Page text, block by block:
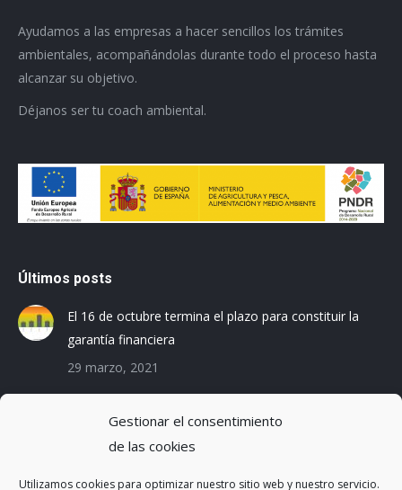
Gestionar el consentimiento
de las cookies
Utilizamos cookies para optimizar nuestro sitio web y nuestro servicio.
Ayudamos a las empresas a hacer sencillos los trámites
ambientales, acompañándolas durante todo el proceso hasta
alcanzar su objetivo.
Déjanos ser tu coach ambiental.
Últimos posts
El 16 de octubre termina el plazo para constituir la
garantía financiera
29 marzo, 2021
de la Huella de Carbono
3 diciembre, 2019